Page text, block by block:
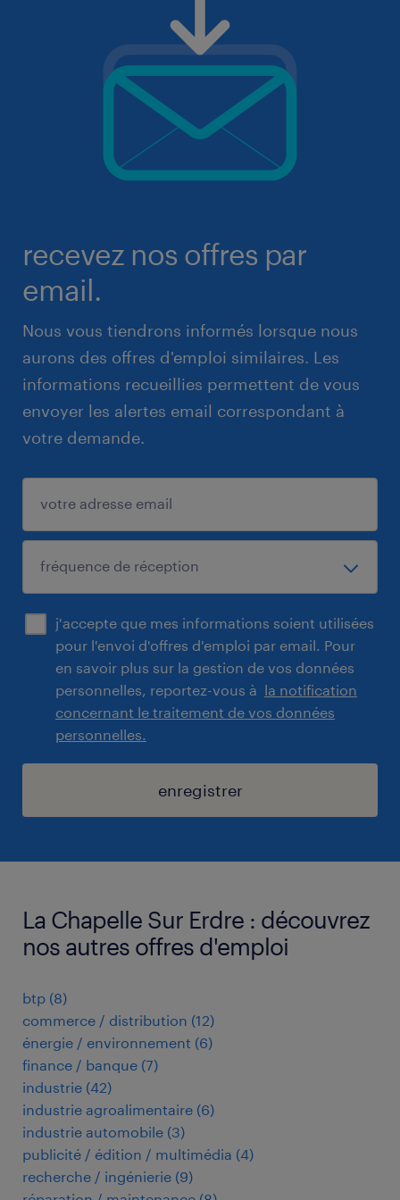
recevez nos offres par
email.
Nous vous tiendrons informés lorsque nous
aurons des offres d'emploi similaires. Les
informations recueillies permettent de vous
envoyer les alertes email correspondant à
votre demande.
j'accepte que mes informations soient utilisées
pour l'envoi d'offres d'emploi par email. Pour
en savoir plus sur la gestion de vos données
personnelles, reportez-vous à la notification
concernant le traitement de vos données
personnelles.
enregistrer
La Chapelle Sur Erdre : découvrez
nos autres offres d'emploi
btp (8)
commerce / distribution (12)
énergie / environnement (6)
finance / banque (7)
industrie (42)
industrie agroalimentaire (6)
industrie automobile (3)
publicité / édition / multimédia (4)
recherche / ingénierie (9)